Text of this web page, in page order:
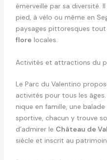
émerveille par sa diversité.
pied, à vélo ou même en
paysages pittoresques
flore locales.
Activités et attractions du
Le Parc du Valentino
activités pour tous les
nique en famille, une
sportive, chacun y trouve
d’admirer le Château de
siècle et inscrit au